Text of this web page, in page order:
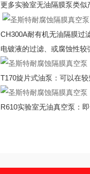
更多实验室无油隔膜泵类似
CH300A耐有机无油隔膜过
电镀液的过滤、或腐蚀性较
T170旋片式油泵：可以在
R610实验室无油真空泵：